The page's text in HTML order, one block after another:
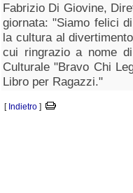
Fabrizio Di Giovine,
giornata: "Siamo felici
la cultura al
cui ringrazio a nome
Culturale "Bravo Chi
Libro per Ragazzi."
[ Indietro ]